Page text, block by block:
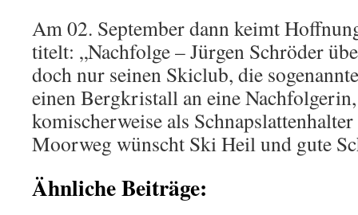
Am 02. September dann keimt
titelt: „Nachfolge – Jürgen Schröder
doch nur seinen Skiclub, die
einen Bergkristall an eine
komischerweise als
Moorweg wünscht Ski Heil und gute
Ähnliche Beiträge: